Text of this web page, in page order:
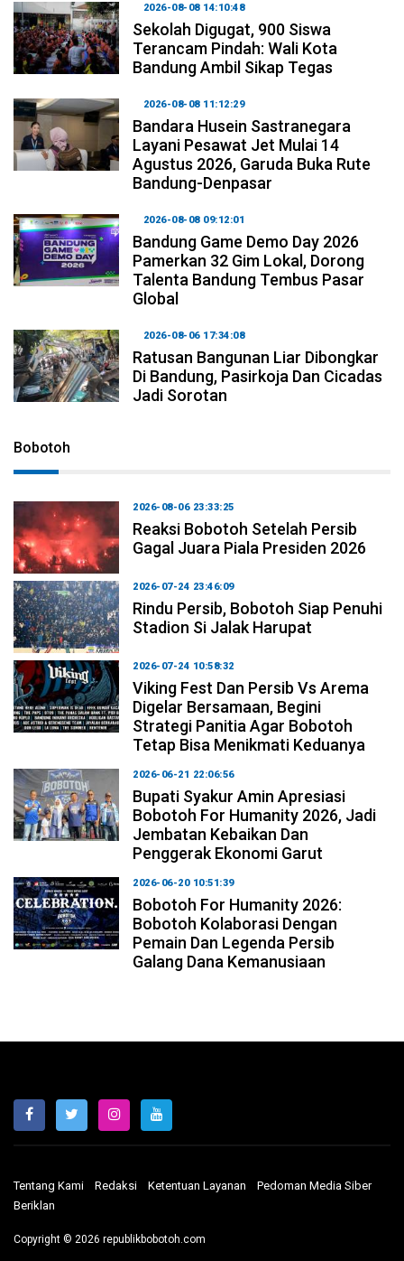
2026-08-08 14:10:48
Sekolah Digugat, 900 Siswa
Terancam Pindah: Wali Kota
Bandung Ambil Sikap Tegas
2026-08-08 11:12:29
Bandara Husein Sastranegara
Layani Pesawat Jet Mulai 14
Agustus 2026, Garuda Buka Rute
Bandung-Denpasar
2026-08-08 09:12:01
Bandung Game Demo Day 2026
Pamerkan 32 Gim Lokal, Dorong
Talenta Bandung Tembus Pasar
Global
2026-08-06 17:34:08
Ratusan Bangunan Liar Dibongkar
Di Bandung, Pasirkoja Dan Cicadas
Jadi Sorotan
Bobotoh
2026-08-06 23:33:25
Reaksi Bobotoh Setelah Persib
Gagal Juara Piala Presiden 2026
2026-07-24 23:46:09
Rindu Persib, Bobotoh Siap Penuhi
Stadion Si Jalak Harupat
2026-07-24 10:58:32
Viking Fest Dan Persib Vs Arema
Digelar Bersamaan, Begini
Strategi Panitia Agar Bobotoh
Tetap Bisa Menikmati Keduanya
2026-06-21 22:06:56
Bupati Syakur Amin Apresiasi
Bobotoh For Humanity 2026, Jadi
Jembatan Kebaikan Dan
Penggerak Ekonomi Garut
2026-06-20 10:51:39
Bobotoh For Humanity 2026:
Bobotoh Kolaborasi Dengan
Pemain Dan Legenda Persib
Galang Dana Kemanusiaan
Tentang Kami Redaksi Ketentuan Layanan
Pedoman Media Siber
Beriklan
Copyright © 2026 republikbobotoh.com